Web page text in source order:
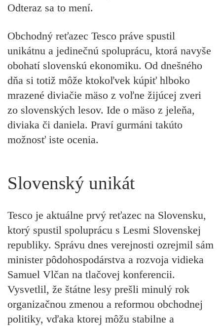
Odteraz sa to mení.
Obchodný reťazec Tesco práve spustil
unikátnu a jedinečnú spoluprácu, ktorá navyše
obohatí slovenskú ekonomiku. Od dnešného
dňa si totiž môže ktokoľvek kúpiť hlboko
mrazené diviačie mäso z voľne žijúcej zveri
zo slovenských lesov. Ide o mäso z jeleňa,
diviaka či daniela. Praví gurmáni takúto
možnosť iste ocenia.
Slovenský unikát
Tesco je aktuálne prvý reťazec na Slovensku,
ktorý spustil spoluprácu s Lesmi Slovenskej
republiky. Správu dnes verejnosti ozrejmil sám
minister pôdohospodárstva a rozvoja vidieka
Samuel Vlčan na tlačovej konferencii.
Vysvetlil, že štátne lesy prešli minulý rok
organizačnou zmenou a reformou obchodnej
politiky, vďaka ktorej môžu stabilne a